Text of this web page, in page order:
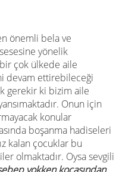
önemli bela ve
yönelik
çok ülkede aile
devam ettirebileceği
gerekir ki bizim aile
Onun için
konular
boşanma hadiseleri
kalan çocuklar bu
olmaktadır. Oysa sevgili